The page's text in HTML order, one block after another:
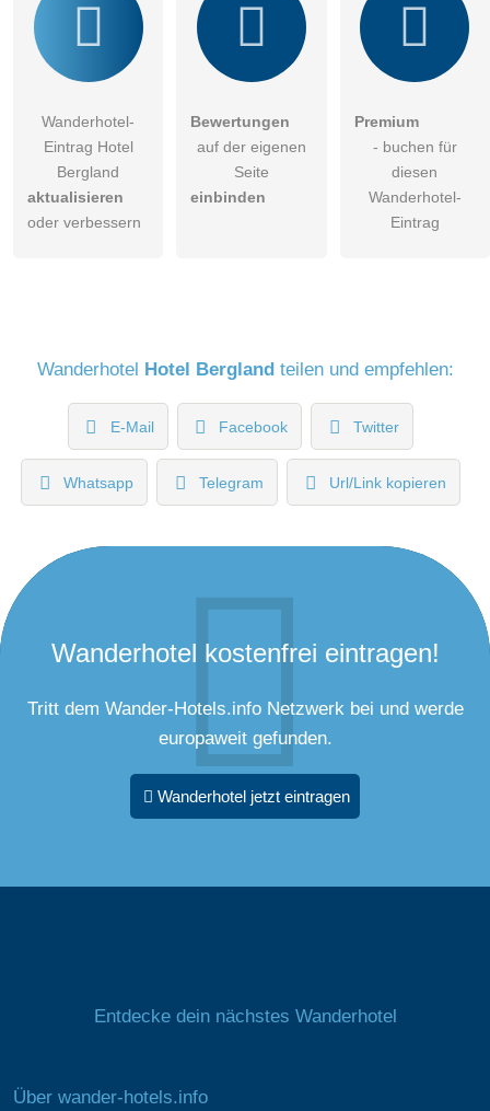
Wanderhotel-
Eintrag Hotel
Bergland
aktualisieren
oder verbessern
Bewertungen
auf der eigenen
Seite
einbinden
Premium
- buchen für
diesen
Wanderhotel-
Eintrag
Wanderhotel Hotel Berglandteilen und empfehlen:
E-Mail Facebook Twitter
Whatsapp Telegram Url/Link kopieren
Wanderhotel kostenfrei eintragen!
Tritt dem Wander-Hotels.info Netzwerk bei und werde
europaweit gefunden.
Wanderhotel jetzt eintragen
Entdecke dein nächstes Wanderhotel
Über wander-hotels.info